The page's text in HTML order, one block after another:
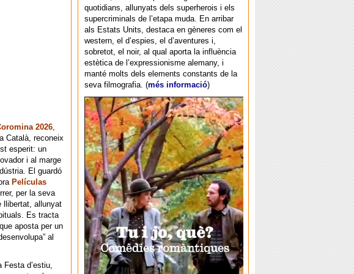
quotidians, allunyats dels superherois i els
supercriminals de l’etapa muda. En arribar
als Estats Units, destaca en gèneres com el
western, el d’espies, el d’aventures i,
sobretot, el noir, al qual aporta la influència
estètica de l’expressionisme alemany, i
manté molts dels elements constants de la
seva filmografia. (més informació)
2026,
Català, reconeix
esperit: un
i al marge
El guardó
Películas
per la seva
llibertat, allunyat
Es tracta
aposta per un
al
Festa d’estiu,